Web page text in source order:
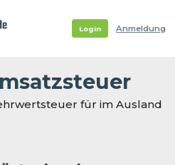
Login Anmeldung
für im Ausland